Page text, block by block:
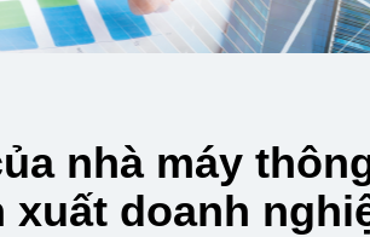
nhà máy
xuất doanh